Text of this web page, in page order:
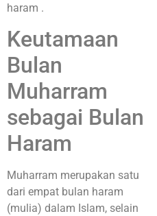
haram .
Keutamaan
Bulan
Muharram
sebagai Bulan
Haram
Muharram merupakan satu
dari empat bulan haram
(mulia) dalam Islam, selain